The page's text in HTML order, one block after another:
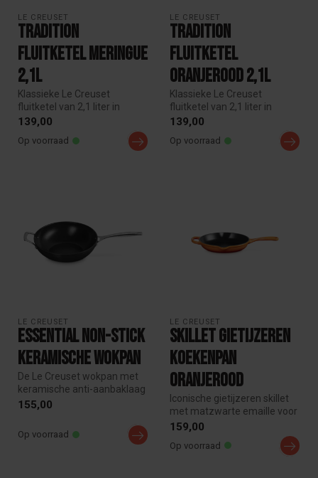
LE CREUSET
Tradition
Fluitketel Meringue
2,1l
Klassieke Le Creuset
fluitketel van 2,1 liter in
iconisch oranjerood. Geschikt
139,00
Op voorraad
LE CREUSET
Tradition
Fluitketel
Oranjerood 2,1l
Klassieke Le Creuset
fluitketel van 2,1 liter in
iconisch oranjerood. Geschikt
139,00
Op voorraad
LE CREUSET
Essential Non-Stick
Keramische Wokpan
De Le Creuset wokpan met
keramische anti-aanbaklaag
is ideaal voor roerbakken
155,00
Op voorraad
LE CREUSET
Skillet gietijzeren
koekenpan
oranjerood
Iconische gietijzeren skillet
met matzwarte emaille voor
perfect karamelliseren ...
159,00
Op voorraad